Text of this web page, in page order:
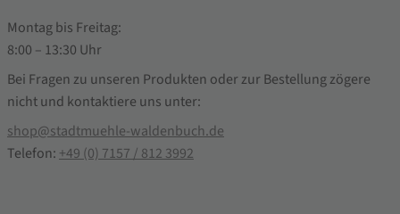
Montag bis Freitag:
8:00 – 13:30 Uhr
Bei Fragen zu unseren Produkten oder zur Bestellung zögere
nicht und kontaktiere uns unter:
shop@stadtmuehle-waldenbuch.de
Telefon:+49 (0) 7157 / 812 3992